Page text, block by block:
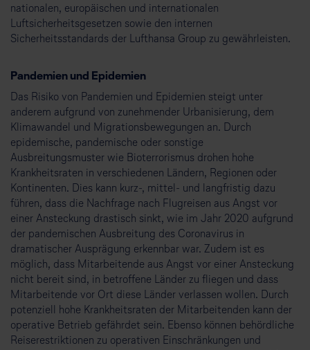
nationalen, europäischen und internationalen
Luftsicherheitsgesetzen sowie den internen
Sicherheitsstandards der Lufthansa Group zu gewährleisten.
Pandemien und Epidemien
Das Risiko von Pandemien und Epidemien steigt unter
anderem aufgrund von zunehmender Urbanisierung, dem
Klimawandel und Migrationsbewegungen an. Durch
epidemische, pandemische oder sonstige
Ausbreitungsmuster wie Bioterrorismus drohen hohe
Krankheitsraten in verschiedenen Ländern, Regionen oder
Kontinenten. Dies kann kurz-, mittel- und langfristig dazu
führen, dass die Nachfrage nach Flugreisen aus Angst vor
einer Ansteckung drastisch sinkt, wie im Jahr 2020 aufgrund
der pandemischen Ausbreitung des Coronavirus in
dramatischer Ausprägung erkennbar war. Zudem ist es
möglich, dass Mitarbeitende aus Angst vor einer Ansteckung
nicht bereit sind, in betroffene Länder zu fliegen und dass
Mitarbeitende vor Ort diese Länder verlassen wollen. Durch
potenziell hohe Krankheitsraten der Mitarbeitenden kann der
operative Betrieb gefährdet sein. Ebenso können behördliche
Reiserestriktionen zu operativen Einschränkungen und